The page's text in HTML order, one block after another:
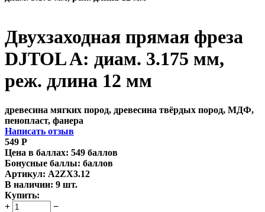
Двухзаходная прямая фреза
DJTOL A: диам. 3.175 мм,
реж. длина 12 мм
древесина мягких пород, древесина твёрдых пород, МДФ,
пенопласт, фанера
Написать отзыв
549 Р
Цена в баллах: 549 баллов
Бонусные баллы: баллов
Артикул: A2ZX3.12
В наличии: 9 шт.
Купить:
+
−